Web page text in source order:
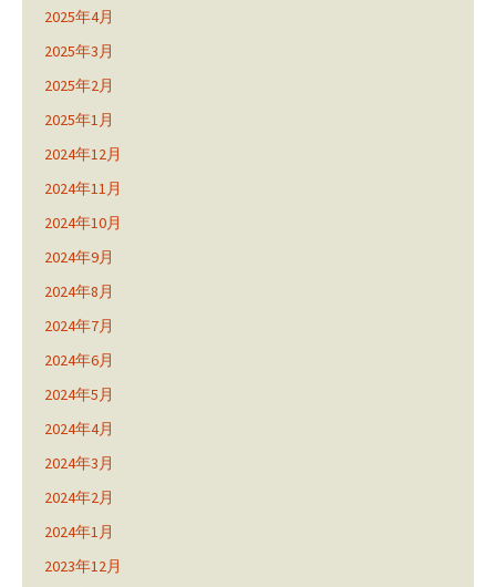
2025年4月
2025年3月
2025年2月
2025年1月
2024年12月
2024年11月
2024年10月
2024年9月
2024年8月
2024年7月
2024年6月
2024年5月
2024年4月
2024年3月
2024年2月
2024年1月
2023年12月